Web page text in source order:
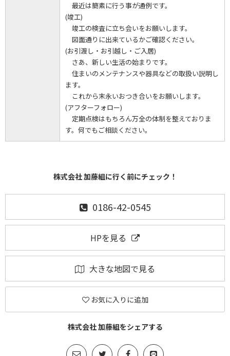
最近は簡素に行う事が通例です。
(竣工)
竣工の検査に立ち会いをお願いします。
図面通りに出来ているかご確認ください。
(お引渡し・お引越し・ご入居)
さあ、新しい生活の始まりです。
住まいのメンテナンスや器具などの取扱い説明し
ます。
これから末永いおつき合いをお願いします。
(アフターフォロー)
定期点検はもちろん万全の体制を整えておりま
す。何でもご相談ください。
株式会社 加藤組に行く前にチェック！
0186-42-0545
HPを見る
大きな地図で見る
お気に入りに追加
株式会社 加藤組をシェアする